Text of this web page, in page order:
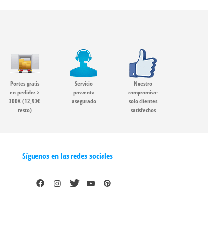
Portes gratis
en pedidos >
300€ (12,90€
resto)
Servicio
posventa
asegurado
Nuestro
compromiso:
solo clientes
satisfechos
Síguenos en las redes sociales